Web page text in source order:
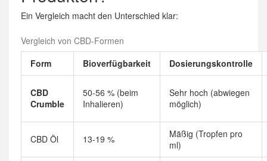
Ein Vergleich macht den Unterschied klar:
Vergleich von CBD-Formen
Form
Bioverfügbarkeit Dosierungskontrolle
CBD
Crumble
50-56 % (beim
Inhalieren)
Sehr hoch (abwiegen
möglich)
CBD Öl 13-19 %
Mäßig (Tropfen pro
ml)